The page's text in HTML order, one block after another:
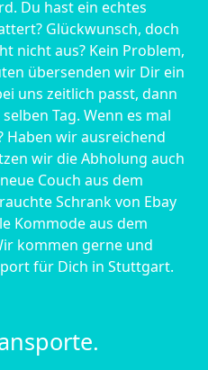
Du hast ein echtes
Glückwunsch, doch
nicht aus? Kein Problem,
übersenden wir Dir ein
uns zeitlich passt, dann
Tag. Wenn es mal
Haben wir ausreichend
wir die Abholung auch
Couch aus dem
Schrank von Ebay
Kommode aus dem
kommen gerne und
für Dich in Stuttgart.